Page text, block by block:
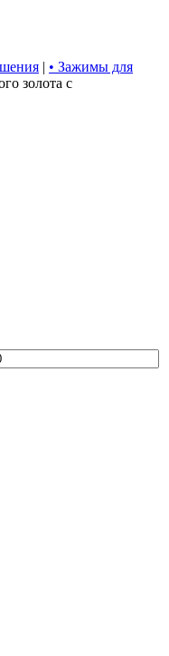
| • Зажимы для
золота с